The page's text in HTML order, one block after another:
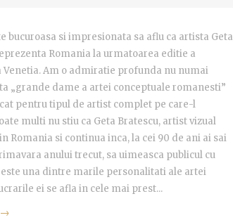
bucuroasa si impresionata sa aflu ca artista Geta
Romania la urmatoarea editie a
Venetia. Am o admiratie profunda nu numai
„grande dame a artei conceptuale romanesti”
pentru tipul de artist complet pe care-l
multi nu stiu ca Geta Bratescu, artist vizual
Romania si continua inca, la cei 90 de ani ai sai
anului trecut, sa uimeasca publicul cu
una dintre marile personalitati ale artei
ei se afla in cele mai prest...
→